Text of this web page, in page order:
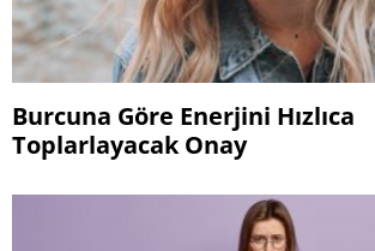
Burcuna Göre Enerjini Hızlıca
Toplarlayacak Onay